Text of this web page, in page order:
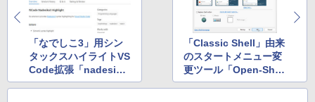
「なでしこ3」用シン
タックスハイライトVS
Code拡張「nadesiko
3 syntax highlight」
「Classic Shell」由来
のスタートメニュー変
更ツール「Open-Shel
l」v4.4.192 ほか